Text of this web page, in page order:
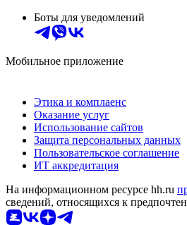
Боты для уведомлений
Мобильное приложение
Этика и комплаенс
Оказание услуг
Использование сайтов
Защита персональных данных
Пользовательское соглашение
ИТ аккредитация
На информационном ресурсе hh.ru
сведений, относящихся к